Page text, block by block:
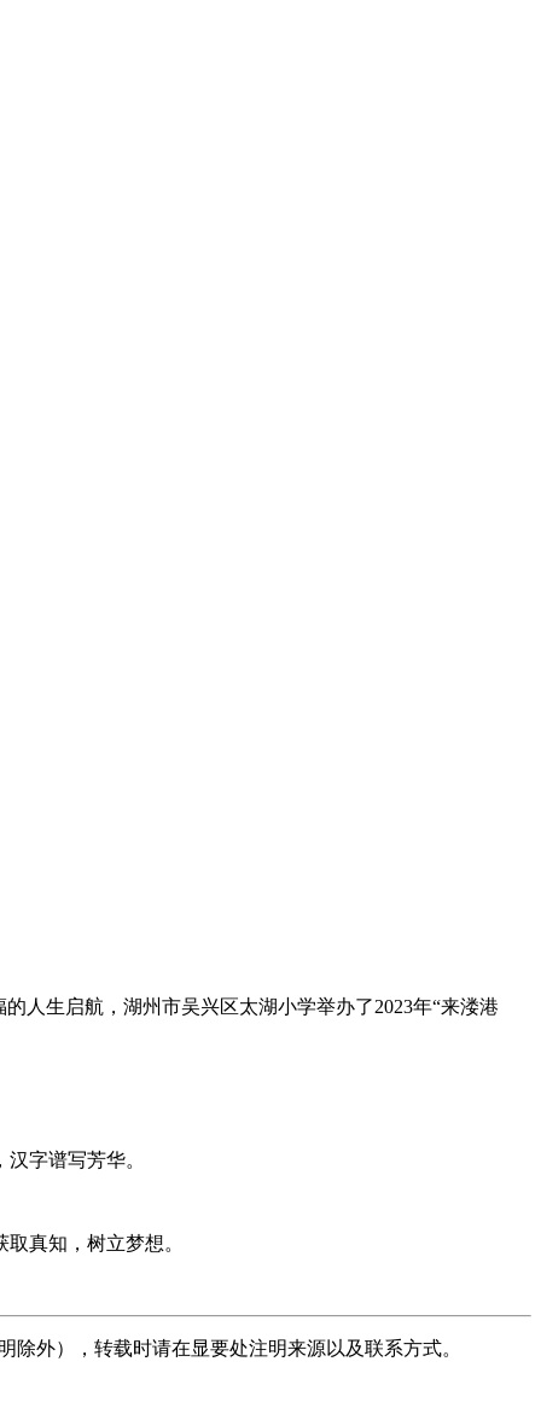
人生启航，湖州市吴兴区太湖小学举办了2023年“来溇港
字谱写芳华。
真知，树立梦想。
外），转载时请在显要处注明来源以及联系方式。